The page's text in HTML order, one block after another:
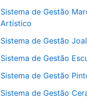
Sistema de Gestão
Artístico
Sistema de Gestão
Sistema de Gestão
Sistema de Gestão
Sistema de Gestão